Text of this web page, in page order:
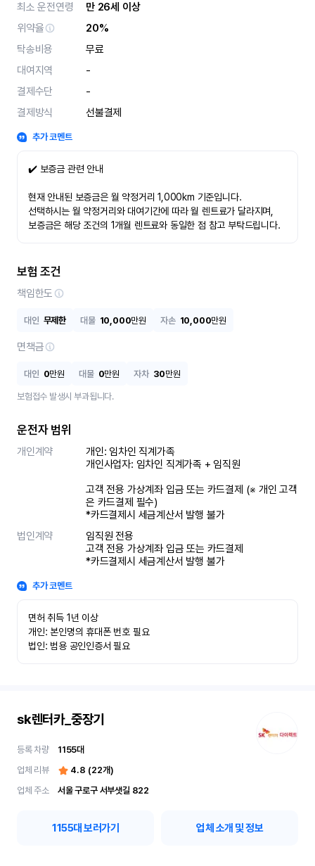
최소 운전연령
만 26세 이상
위약율
20%
탁송비용
무료
대여지역
-
결제수단
-
결제방식
선불결제
추가 코멘트
✔️ 보증금 관련 안내
현재 안내된 보증금은 월 약정거리 1,000km 기준입니다.
선택하시는 월 약정거리와 대여기간에 따라 월 렌트료가 달라지며,
보증금은 해당 조건의 1개월 렌트료와 동일한 점 참고 부탁드립니다.
보험 조건
책임한도
대인 무제한 대물 10,000만원 자손 10,000만원
면책금
대인 0만원 대물 0만원 자차 30만원
보험접수 발생시 부과됩니다.
운전자 범위
개인계약
개인: 임차인 직계가족
개인사업자: 임차인 직계가족 + 임직원
고객 전용 가상계좌 입금 또는 카드결제 (※ 개인 고객
은 카드결제 필수)
*카드결제시 세금계산서 발행 불가
법인계약
임직원 전용
고객 전용 가상계좌 입금 또는 카드결제
*카드결제시 세금계산서 발행 불가
추가 코멘트
면허 취득 1년 이상
개인: 본인명의 휴대폰 번호 필요
법인: 범용 공인인증서 필요
sk렌터카_중장기
등록 차량 1155대
업체 리뷰
4.8 (22개)
업체 주소
서울 구로구 서부샛길 822
1155대 보러가기 업체 소개 및 정보